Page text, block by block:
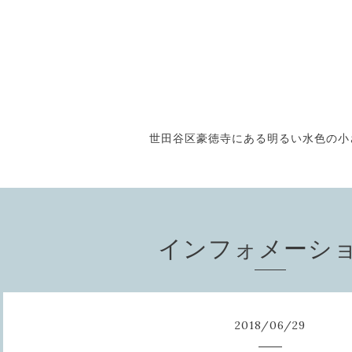
世田谷区豪徳寺にある明るい水色の
インフォメーシ
2018/06/29